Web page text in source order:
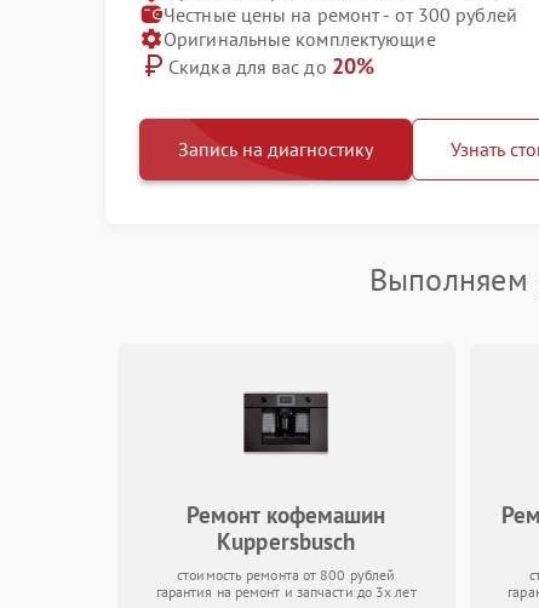
Честные цены на ремонт - от 300 рублей
Оригинальные комплектующие
Скидка для вас до 20%
Запись на диагностику Узнать
Выполняем
Ремонт кофемашин
Kuppersbusch
стоимость ремонта от 800 рублей
гарантия на ремонт и запчасти до 3х лет